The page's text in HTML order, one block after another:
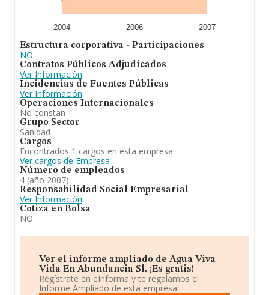
2004 2006 2007
Estructura corporativa - Participaciones
NO
Contratos Públicos Adjudicados
Ver Información
Incidencias de Fuentes Públicas
Ver Información
Operaciones Internacionales
No constan
Grupo Sector
Sanidad
Cargos
Encontrados 1 cargos en esta empresa
Ver cargos de Empresa
Número de empleados
4 (año 2007)
Responsabilidad Social Empresarial
Ver Información
Cotiza en Bolsa
NO
Ver el informe ampliado de Agua Viva
Vida En Abundancia Sl. ¡Es gratis!
Regístrate en eInforma y te regalamos el
Informe Ampliado de esta empresa.